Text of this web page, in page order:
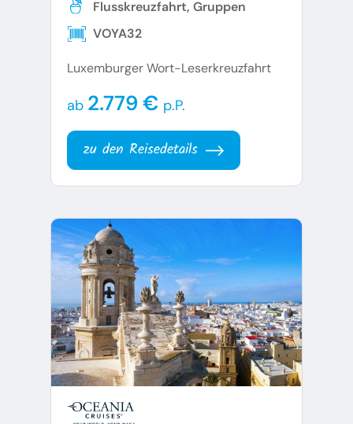
Flusskreuzfahrt, Gruppen
VOYA32
Luxemburger Wort-Leserkreuzfahrt
ab 2.779 € p.P.
zu den Reisedetails